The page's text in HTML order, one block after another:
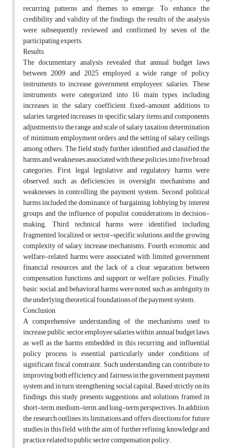
recurring patterns and themes to emerge. To enhance the
credibility and validity of the findings, the results of the analysis
were subsequently reviewed and confirmed by seven of the
participating experts.
Results
The documentary analysis revealed that annual budget laws
between 2009 and 2025 employed a wide range of policy
instruments to increase government employees’ salaries. These
instruments were categorized into 16 main types, including
increases in the salary coefficient, fixed-amount additions to
salaries, targeted increases in specific salary items and components,
adjustments to the range and scale of salary taxation, determination
of minimum employment orders, and the setting of salary ceilings,
among others. The field study further identified and classified the
harms and weaknesses associated with these policies into five broad
categories. First, legal, legislative, and regulatory harms were
observed, such as deficiencies in oversight mechanisms and
weaknesses in controlling the payment system. Second, political
harms included the dominance of bargaining, lobbying by interest
groups, and the influence of populist considerations in decision-
making. Third, technical harms were identified, including
fragmented, localized, or sector-specific solutions and the growing
complexity of salary increase mechanisms. Fourth, economic and
welfare-related harms were associated with limited government
financial resources and the lack of a clear separation between
compensation functions and support or welfare policies. Finally,
basic, social, and behavioral harms were noted, such as ambiguity in
the underlying theoretical foundations of the payment system.
Conclusion
A comprehensive understanding of the mechanisms used to
increase public sector employee salaries within annual budget laws,
as well as the harms embedded in this recurring and influential
policy process, is essential, particularly under conditions of
significant fiscal constraint. Such understanding can contribute to
improving both efficiency and fairness in the government payment
system and, in turn, strengthening social capital. Based strictly on its
findings, this study presents suggestions and solutions framed in
short-term, medium-term, and long-term perspectives. In addition,
the research outlines its limitations and offers directions for future
studies in this field, with the aim of further refining knowledge and
practice related to public sector compensation policy.